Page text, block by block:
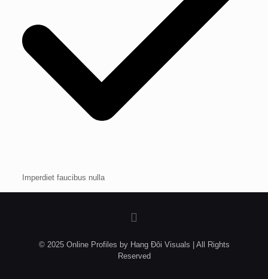
Imperdiet faucibus nulla
© 2025 Online Profiles by Hang Đôi Visuals | All Rights
Reserved